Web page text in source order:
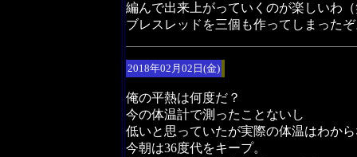
編んで出来上がっていくのが楽しいわ
ブレスレッドを三個も作ってしまった
2018年02月02日(金)
俺の平熱は何度だ？
今の体温計で測ったことないし
低いと思っていたが実際の体温はわか
今朝は36度代をキープ。